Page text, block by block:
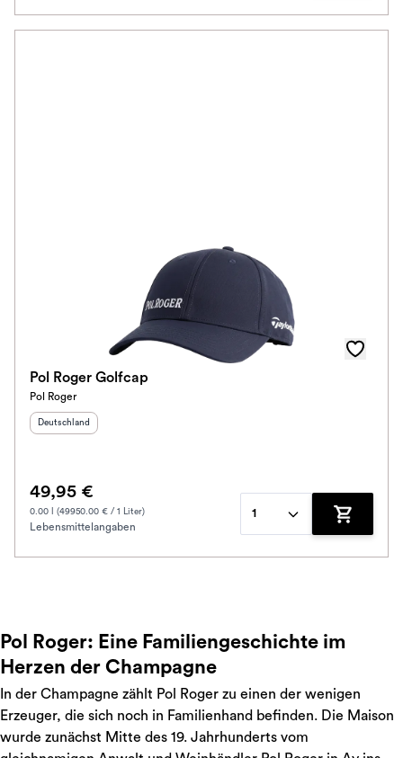
Pol Roger Golfcap
Pol Roger
Herkunftsland
Deutschland
49,95 €
0.00 l (49950.00 € / 1 Liter)
Lebensmittelangaben
1
Zum
Pol Roger: Eine Familiengeschichte im
Herzen der Champagne
In der Champagne zählt Pol Roger zu einen der wenigen
Erzeuger, die sich noch in Familienhand befinden. Die Maison
wurde zunächst Mitte des 19. Jahrhunderts vom